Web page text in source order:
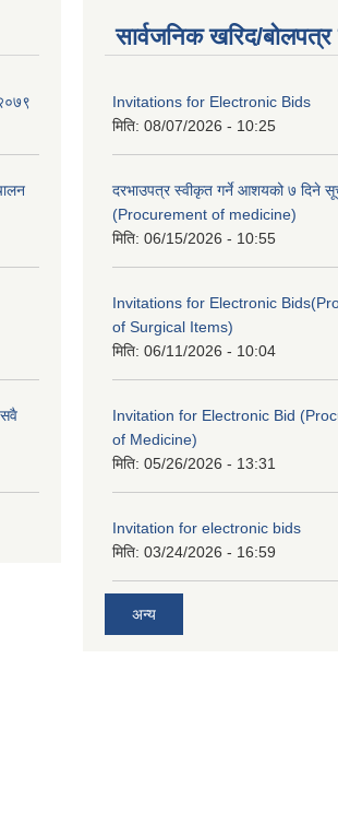
सार्वजनिक खरिद/
Invitations for Electronic Bids
मिति: 08/07/2026 - 10:25
दरभाउपत्र स्वीकृत गर्ने आशयको ७ दिने
(Procurement of medicine)
मिति: 06/15/2026 - 10:55
Invitations for Electronic
of Surgical Items)
मिति: 06/11/2026 - 10:04
Invitation for Electronic Bid
of Medicine)
मिति: 05/26/2026 - 13:31
Invitation for electronic bids
मिति: 03/24/2026 - 16:59
अन्य